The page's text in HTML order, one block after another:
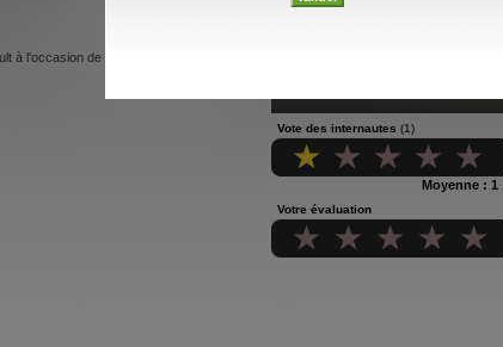
à l'occasion de la fête nationale du
Vote des internautes (1)
Moyenne : 1
Votre évaluation